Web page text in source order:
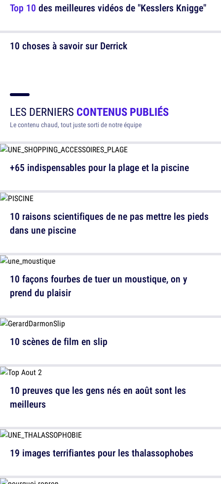
10 choses à savoir sur Derrick
Top 10 des meilleures vidéos de "Kesslers Knigge"
LES DERNIERS CONTENUS PUBLIÉS
Le contenu chaud, tout juste sorti de notre équipe
+65 indispensables pour la plage et la piscine
10 façons fourbes de tuer un moustique, on y
prend du plaisir
10 preuves que les gens nés en août sont les
meilleurs
10 raisons scientifiques de ne pas mettre les pieds
dans une piscine
10 scènes de film en slip
19 images terrifiantes pour les thalassophobes